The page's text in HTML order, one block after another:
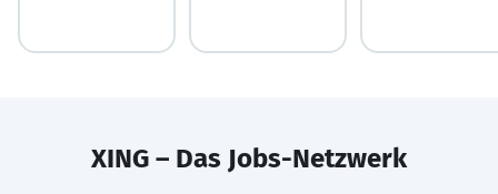
XING – Das Jobs-Netzwerk